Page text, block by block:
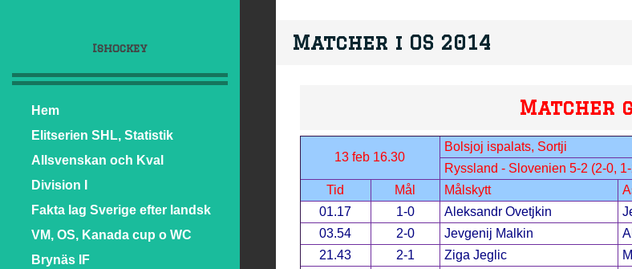
Ishockey
Hem
Elitserien SHL, Statistik
Allsvenskan och Kval
Division I
Fakta lag Sverige efter landsk
VM, OS, Kanada cup o WC
Brynäs IF
Matcher i OS 2014
Matcher
13 feb 16.30
Bolsjoj ispalats, Sortji
Ryssland - Slovenien 5-2 (2-0,
Tid
Mål Målskytt
01.17
1-0 Aleksandr Ovetjkin
03.54
2-0 Jevgenij Malkin
21.43
2-1 Ziga Jeglic